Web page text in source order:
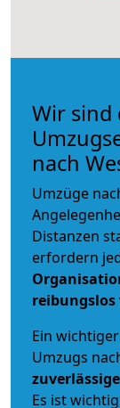
Wir sind
nach
Umzüge
Distanzen
erfordern
reibungslos
Ein
Umzugs
Es ist